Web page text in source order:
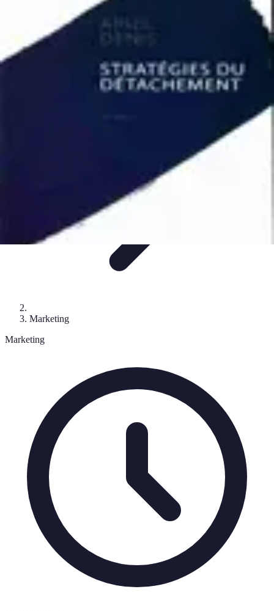
Ecommerçants France
Fidélisation et expérience client
Plateformes e-commerce
Ecommerçants France
Marketing
Marketing